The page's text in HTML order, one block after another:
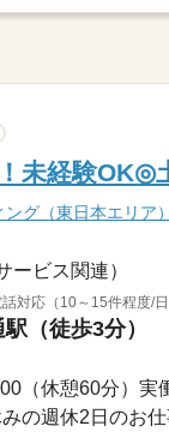
未経験
グ（東日本エリア）
ービス関連）
対応（10～15件程度/
（徒歩3分）
の週休2日のお仕